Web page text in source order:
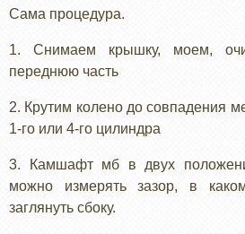
Cама процедура.
1. Снимаем крышку, моем,
переднюю часть
2. Крутим колено до совпадения
1-го или 4-го цилиндра
3. Камшафт мб в двух
можно измерять зазор, в
заглянуть сбоку.